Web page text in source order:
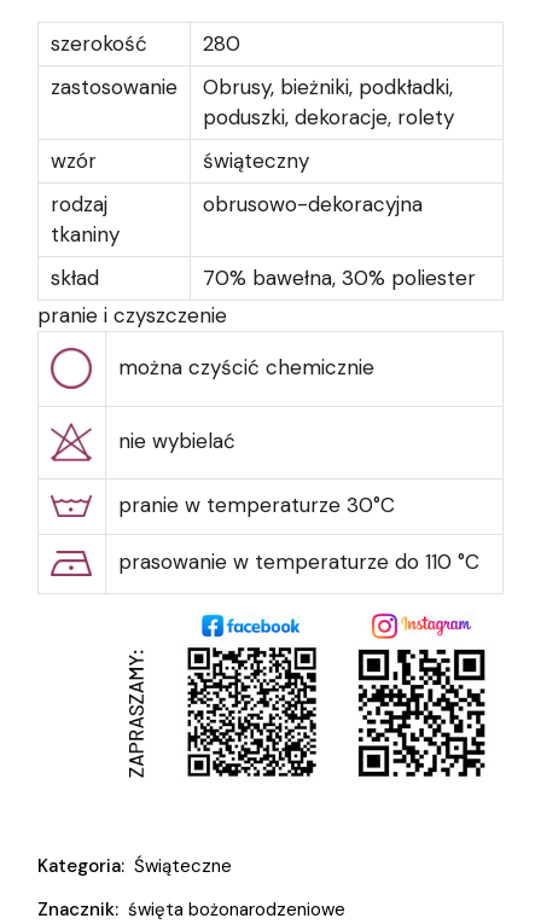
szerokość
280
zastosowanie
Obrusy, bieżniki, podkładki,
poduszki, dekoracje, rolety
wzór
świąteczny
rodzaj
tkaniny
obrusowo-dekoracyjna
skład
70% bawełna, 30% poliester
pranie i czyszczenie
można czyścić chemicznie
nie wybielać
pranie w temperaturze 30°C
prasowanie w temperaturze do 110 °C
Kategoria: Świąteczne
Znacznik: święta bożonarodzeniowe